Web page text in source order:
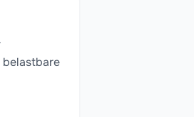
belastbare